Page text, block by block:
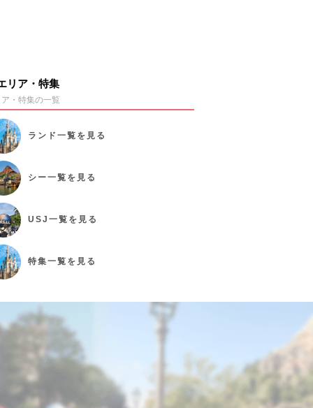
リア・特集
・特集の一覧
ランド 一覧を見る
シー一覧を見る
USJ 一覧を見る
特集一覧を見る